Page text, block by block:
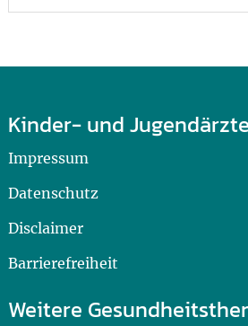
Kinder- und
Impressum
Datenschutz
Disclaimer
Barrierefreiheit
Weitere